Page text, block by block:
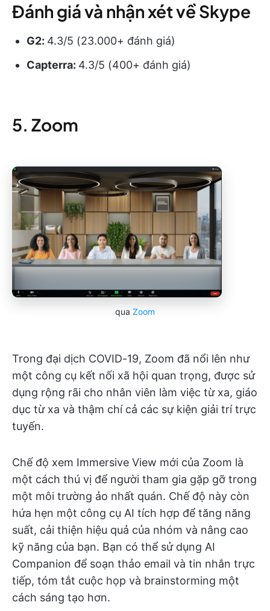
Đánh giá và nhận xét về Skype
G2: 4.3/5 (23.000+ đánh giá)
Capterra: 4.3/5 (400+ đánh giá)
5. Zoom
qua Zoom
Trong đại dịch COVID-19, Zoom đã nổi lên như
một công cụ kết nối xã hội quan trọng, được sử
dụng rộng rãi cho nhân viên làm việc từ xa, giáo
dục từ xa và thậm chí cả các sự kiện giải trí trực
tuyến.
Chế độ xem Immersive View mới của Zoom là
một cách thú vị để người tham gia gặp gỡ trong
một môi trường ảo nhất quán. Chế độ này còn
hứa hẹn một công cụ AI tích hợp để tăng năng
suất, cải thiện hiệu quả của nhóm và nâng cao
kỹ năng của bạn. Bạn có thể sử dụng AI
Companion để soạn thảo email và tin nhắn trực
tiếp, tóm tắt cuộc họp và brainstorming một
cách sáng tạo hơn.